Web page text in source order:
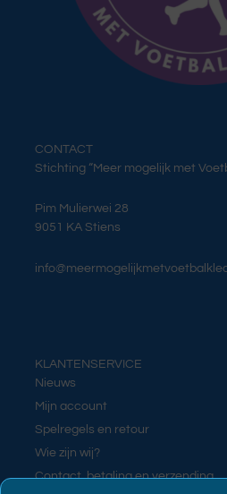
CONTACT
Stichting “Meer mogelijk met
Pim Mulierwei 28
9051 KA Stiens
KLANTENSERVICE
Nieuws
Mijn account
Spelregels en retour
Wie zijn wij?
Contact, betaling en verzending